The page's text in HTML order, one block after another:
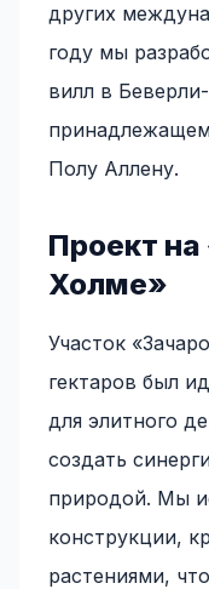
других
году мы
вилл в
Полу Аллену.
Проект
Холме»
Участок
гектаров был
для элитного
создать
природой. Мы
конструкции,
растениями,